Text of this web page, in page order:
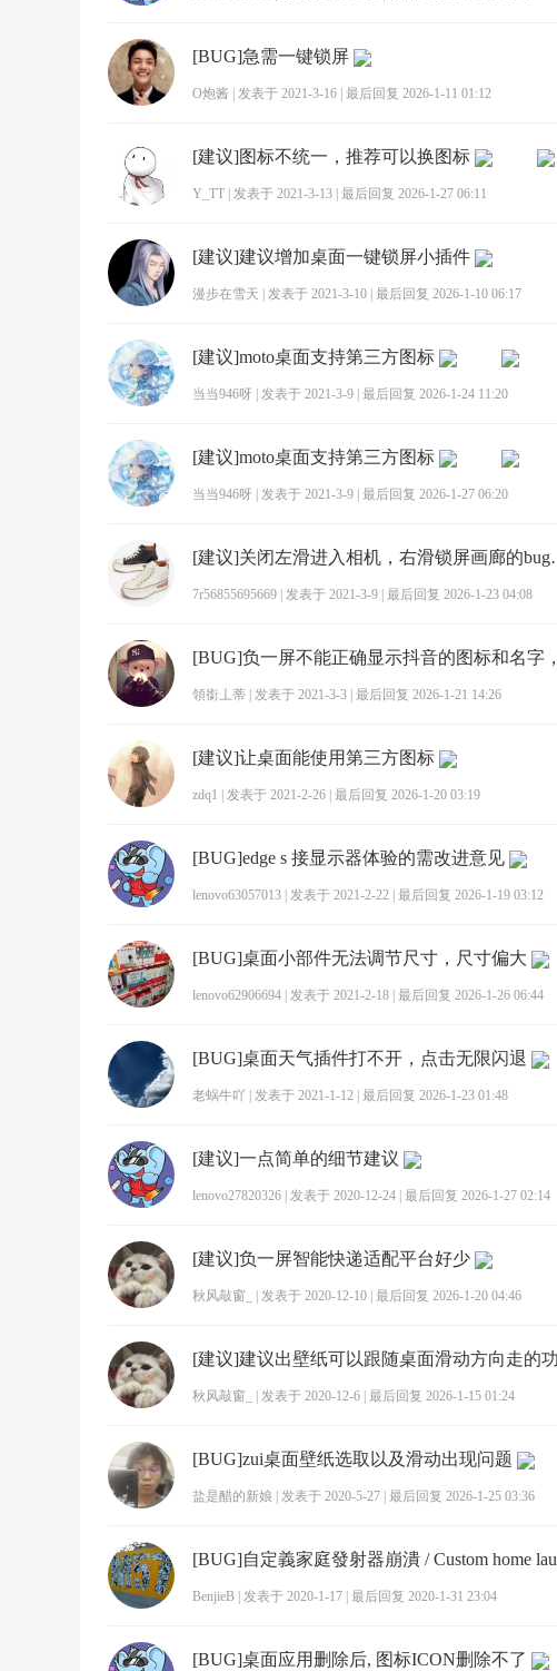
[BUG]急需一键锁屏
O炮酱 发表于 2021-3-16 最后回复 2026-1-11 01:12
[建议]图标不统一，推荐可以换图标
Y_TT 发表于 2021-3-13 最后回复 2026-1-27 06:11
[建议]建议增加桌面一键锁屏小插件
漫步在雪天 发表于 2021-3-10 最后回复 2026-1-10 06:17
[建议]moto桌面支持第三方图标
当当946呀 发表于 2021-3-9 最后回复 2026-1-24 11:20
[建议]moto桌面支持第三方图标
当当946呀 发表于 2021-3-9 最后回复 2026-1-27 06:20
[建议]关闭左
7r56855695669 发表于 2021-3-9 最后回复 2026-1-23 04:08
領銜丄蒂 发表于 2021-3-3 最后回复 2026-1-21 14:26
[建议]让桌面能使用第三方图标
zdq1 发表于 2021-2-26 最后回复 2026-1-20 03:19
[BUG]edge s 接显示器体验的需改进意见
lenovo63057013 发表于 2021-2-22 最后回复 2026-1-19 03:12
[BUG]桌面小部件无法调节尺寸，尺寸偏大
lenovo62906694 发表于 2021-2-18 最后回复 2026-1-26 06:44
[BUG]桌面天气插件打不开，点击无限闪退
老蜗牛吖 发表于 2021-1-12 最后回复 2026-1-23 01:48
[建议]一点简单的细节建议
lenovo27820326 发表于 2020-12-24 最后回复 2026-1-27 02:14
[建议]负一屏智能快递适配平台好少
秋风敲窗_ 发表于 2020-12-10 最后回复 2026-1-20 04:46
[建议]建议出壁纸可以跟随桌面滑动方向走的
秋风敲窗_ 发表于 2020-12-6 最后回复 2026-1-15 01:24
[BUG]zui桌面壁纸选取以及滑动出现问题
盐是醋的新娘 发表于 2020-5-27 最后回复 2026-1-25 03:36
BenjieB 发表于 2020-1-17 最后回复 2020-1-31 23:04
[BUG]桌面应用删除后, 图标ICON删除不了